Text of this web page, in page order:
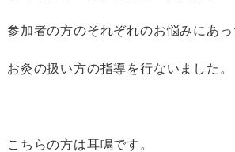
参加者の方のそれぞれのお悩みにあっ
お灸の扱い方の指導を行ないました。
こちらの方は耳鳴です。